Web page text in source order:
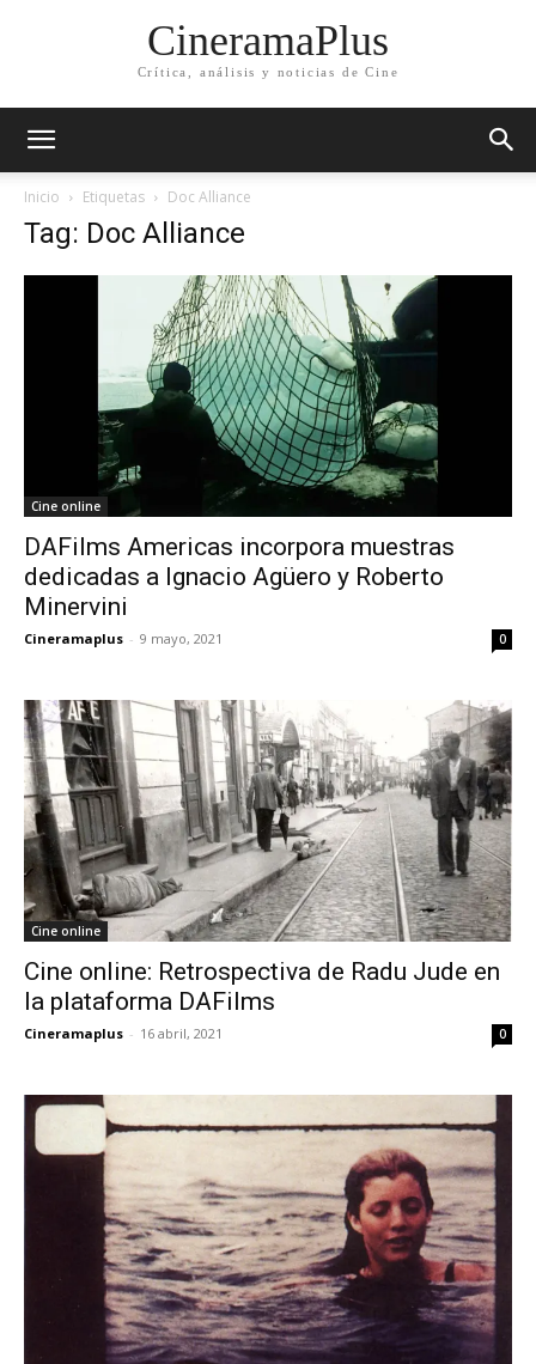
CineramaPlus
Crítica, análisis y noticias de Cine
Inicio Etiquetas Doc Alliance
Tag: Doc Alliance
Cine online
DAFilms Americas incorpora muestras
dedicadas a Ignacio Agüero y Roberto
Minervini
Cineramaplus - 9 mayo, 2021 0
Cine online
Cine online: Retrospectiva de Radu Jude en
la plataforma DAFilms
Cineramaplus - 16 abril, 2021 0